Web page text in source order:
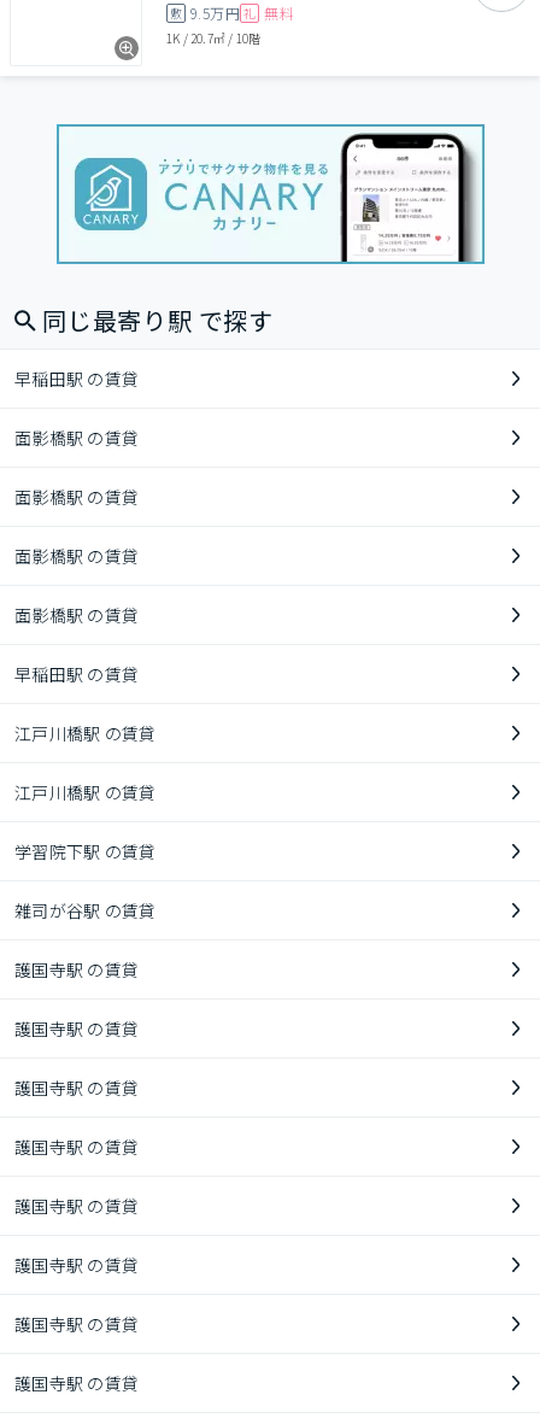
敷 9.5万円 礼 無料
1K / 20.7㎡ / 10階
同じ最寄り駅 で探す
早稲田駅 の賃貸
面影橋駅 の賃貸
面影橋駅 の賃貸
面影橋駅 の賃貸
面影橋駅 の賃貸
早稲田駅 の賃貸
江戸川橋駅 の賃貸
江戸川橋駅 の賃貸
学習院下駅 の賃貸
雑司が谷駅 の賃貸
護国寺駅 の賃貸
護国寺駅 の賃貸
護国寺駅 の賃貸
護国寺駅 の賃貸
護国寺駅 の賃貸
護国寺駅 の賃貸
護国寺駅 の賃貸
護国寺駅 の賃貸